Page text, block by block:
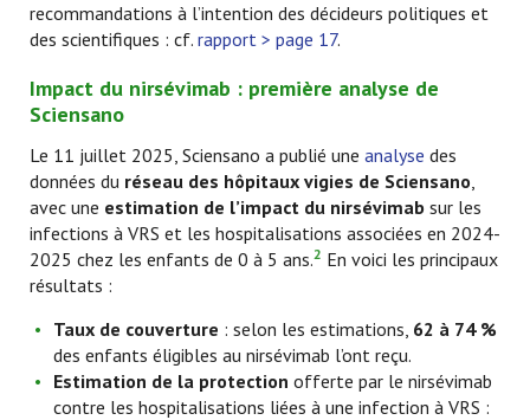
recommandations à l’intention des décideurs politiques et
des scientifiques : cf. rapport > page 17.
Impact du nirsévimab : première analyse de
Sciensano
Le 11 juillet 2025, Sciensano a publié une analyse des
données du réseau des hôpitaux vigies de Sciensano,
avec une estimation de l’impact du nirsévimab sur les
infections à VRS et les hospitalisations associées en 2024-
2025 chez les enfants de 0 à 5 ans.2 En voici les principaux
résultats :
Taux de couverture : selon les estimations, 62 à 74 %
des enfants éligibles au nirsévimab l’ont reçu.
Estimation de la protection offerte par le nirsévimab
contre les hospitalisations liées à une infection à VRS :